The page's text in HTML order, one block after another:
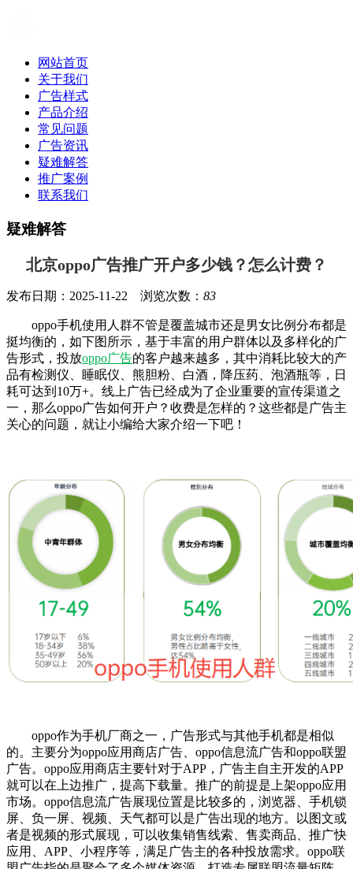
网站首页
关于我们
广告样式
产品介绍
常见问题
广告资讯
疑难解答
推广案例
联系我们
疑难解答
北京oppo广告推广开户多少钱？怎么计费？
发布日期：2025-11-22 浏览次数： 83
oppo手机使用人群不管是覆盖城市还是男女比例分布都是
挺均衡的，如下图所示，基于丰富的用户群体以及多样化的广
告形式，投放oppo广告的客户越来越多，其中消耗比较大的产
品有检测仪、睡眠仪、熊胆粉、白酒，降压药、泡酒瓶等，日
耗可达到10万+。线上广告已经成为了企业重要的宣传渠道之
一，那么oppo广告如何开户？收费是怎样的？这些都是广告主
关心的问题，就让小编给大家介绍一下吧！
oppo作为手机厂商之一，广告形式与其他手机都是相似
的。主要分为oppo应用商店广告、oppo信息流广告和oppo联盟
广告。oppo应用商店主要针对于APP，广告主自主开发的APP
就可以在上边推广，提高下载量。推广的前提是上架oppo应用
市场。oppo信息流广告展现位置是比较多的，浏览器、手机锁
屏、负一屏、视频、天气都可以是广告出现的地方。以图文或
者是视频的形式展现，可以收集销售线索、售卖商品、推广快
应用、APP、小程序等，满足广告主的各种投放需求。oppo联